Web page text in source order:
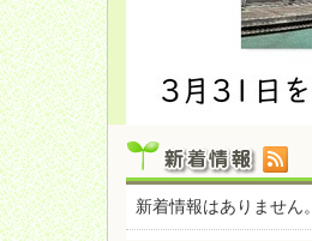
新着情報はありません。